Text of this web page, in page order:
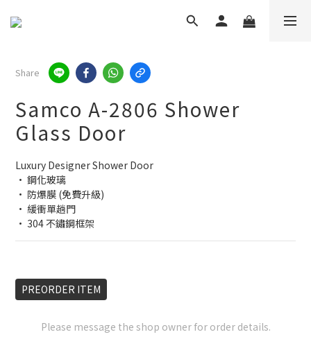
Share
Samco A-2806 Shower
Glass Door
Luxury Designer Shower Door
• 鋼化玻璃
• 防爆膜 (免費升級)
• 緩衝單趟門
• 304 不鏽鋼框架
PREORDER ITEM
Please message the shop owner for order details.